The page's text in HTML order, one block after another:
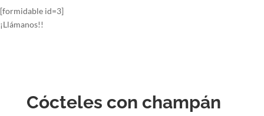
[formidable id=3]
¡Llámanos!!
Cócteles con champán